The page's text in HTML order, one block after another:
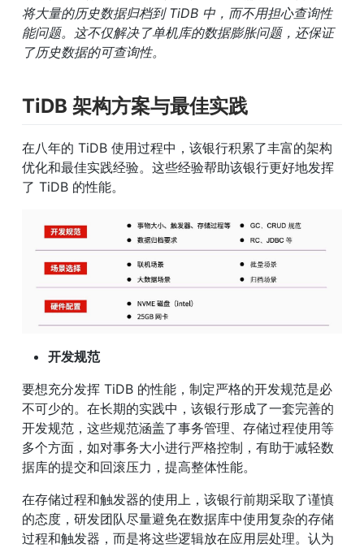
将大量的历史数据归档到 TiDB 中，而不用担心查询性
能问题。这不仅解决了单机库的数据膨胀问题，还保证
了历史数据的可查询性。
TiDB 架构方案与最佳实践
在八年的 TiDB 使用过程中，该银行积累了丰富的架构
优化和最佳实践经验。这些经验帮助该银行更好地发挥
了 TiDB 的性能。
开发规范
要想充分发挥 TiDB 的性能，制定严格的开发规范是必
不可少的。在长期的实践中，该银行形成了一套完善的
开发规范，这些规范涵盖了事务管理、存储过程使用等
多个方面，如对事务大小进行严格控制，有助于减轻数
据库的提交和回滚压力，提高整体性能。
在存储过程和触发器的使用上，该银行前期采取了谨慎
的态度，研发团队尽量避免在数据库中使用复杂的存储
过程和触发器，而是将这些逻辑放在应用层处理。认为